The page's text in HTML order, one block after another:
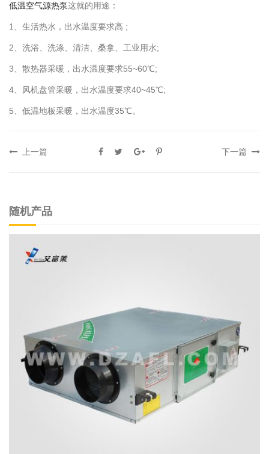
低温空气源热泵这就的用途：
1、生活热水，出水温度要求高 ;
2、洗浴、洗涤、清洁、桑拿、工业用水;
3、散热器采暖，出水温度要求55~60℃;
4、风机盘管采暖，出水温度要求40~45℃;
5、低温地板采暖，出水温度35℃。
上一篇 下一篇
随机产品